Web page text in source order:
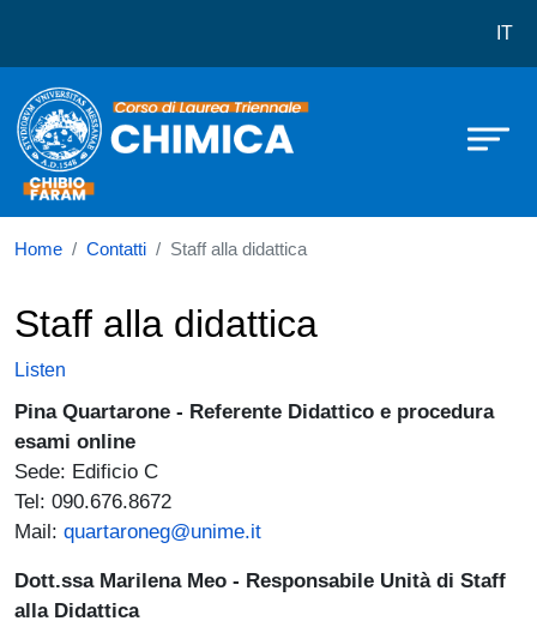
IT
Home Contatti Staff alla didattica
Staff alla didattica
Listen
Pina Quartarone - Referente Didattico e procedura
esami online
Sede: Edificio C
Tel: 090.676.8672
Mail: quartaroneg@unime.it
Dott.ssa Marilena Meo - Responsabile Unità di Staff
alla Didattica